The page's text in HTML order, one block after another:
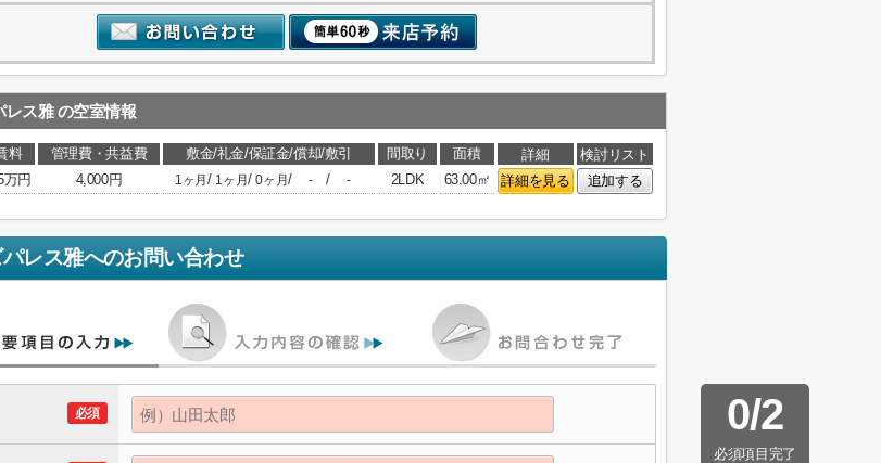
レス雅 の空室情報
料 管理費・共益費 敷金/礼金/保証金/償却/敷引 間取り 面積 詳細
検討リスト
万円 4,000円 1ヶ月/ 1ヶ月/0ヶ月/ - / - 2LDK 63.00㎡ 詳細を見る 追加する
レス雅へのお問い合わせ
0/2
必須項目完了
必須